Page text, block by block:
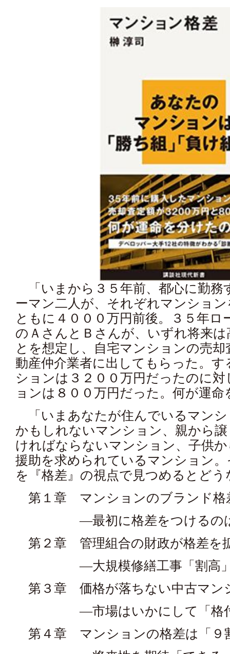
「いまから３５年前、都心に勤務
ーマン二人が、それぞれマンショ
ともに４０００万円前後。３５年ロ
のＡさんとＢさんが、いずれ将来
とを想定し、自宅マンションの売
動産仲介業者に出してもらった。
ションは３２００万円だったのに
ョンは８００万円だった。何が運
「いまあなたが住んでいるマン
かもしれないマンション、親から
ければならないマンション、子供
援助を求められているマンション
を『格差』の視点で見つめるとど
第１章 マンションのブランド格
―最初に格差をつけるのは
第２章 管理組合の財政が格差を
―大規模修繕工事「割高」「
第３章 価格が落ちない中古マン
―市場はいかにして「格付
第４章 マンションの格差は「９